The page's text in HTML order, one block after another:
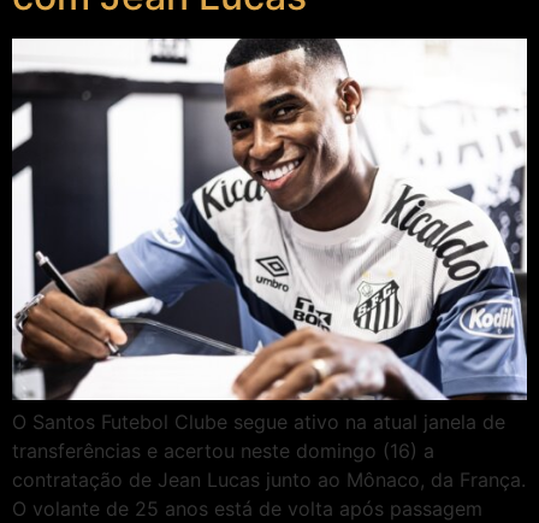
O Santos Futebol Clube segue ativo na atual janela de
transferências e acertou neste domingo (16) a
contratação de Jean Lucas junto ao Mônaco, da França.
O volante de 25 anos está de volta após passagem